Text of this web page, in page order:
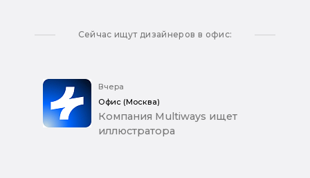
Сейчас ищут дизайнеров в офис:
Вчера
Офис (Москва)
Компания Multiways ищет
иллюстратора